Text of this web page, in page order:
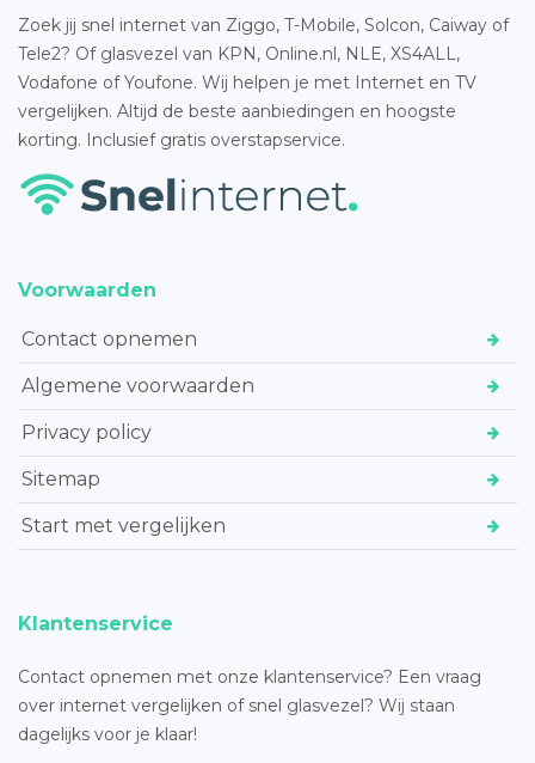
Zoek jij snel internet van Ziggo, T-Mobile, Solcon, Caiway of
Tele2? Of glasvezel van KPN, Online.nl, NLE, XS4ALL,
Vodafone of Youfone. Wij helpen je met Internet en TV
vergelijken. Altijd de beste aanbiedingen en hoogste
korting. Inclusief gratis overstapservice.
Voorwaarden
Contact opnemen
Algemene voorwaarden
Privacy policy
Sitemap
Start met vergelijken
Klantenservice
Contact opnemen met onze klantenservice? Een vraag
over internet vergelijken of snel glasvezel? Wij staan
dagelijks voor je klaar!